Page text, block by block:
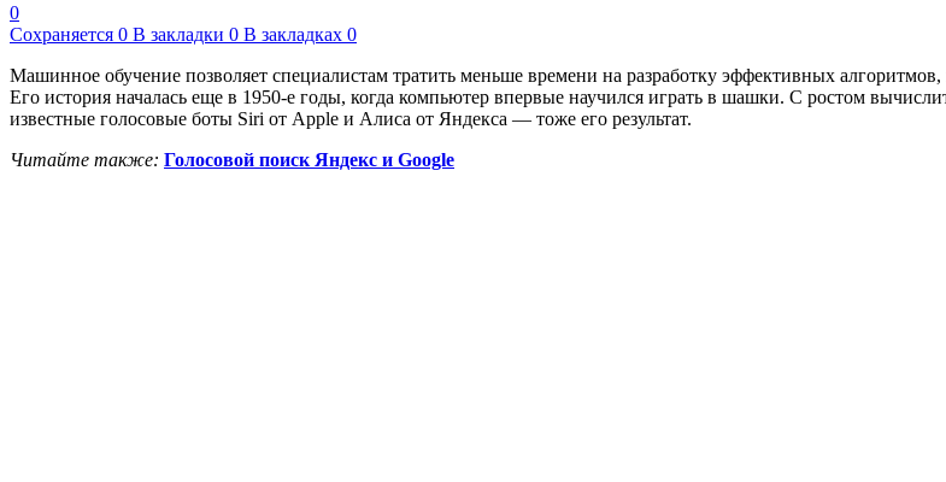
0
Сохраняется 0 В закладки 0 В закладках 0
Машинное обучение позволяет специалистам тратить меньше времени на разработку эффективных
Его история началась еще в 1950-е годы, когда компьютер впервые научился играть в шашки. С ростом
известные голосовые боты Siri от Apple и Алиса от Яндекса — тоже его результат.
Читайте также: Голосовой поиск Яндекс и Google